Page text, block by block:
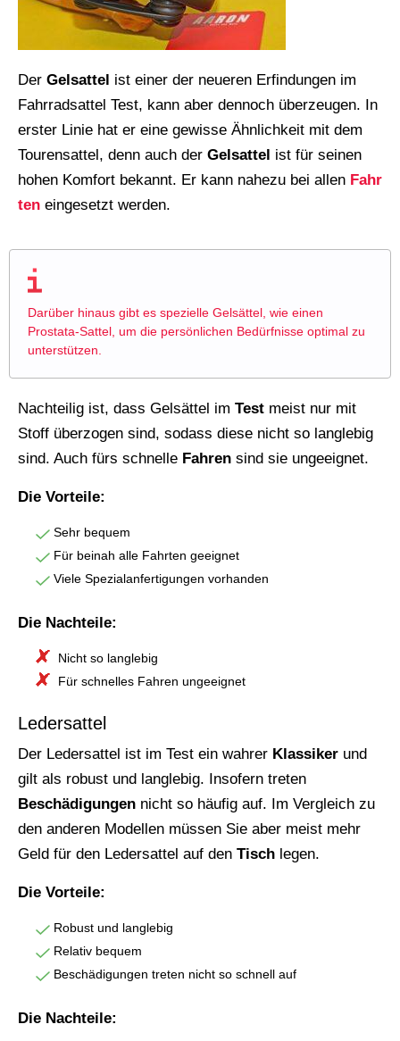
Der Gelsattel ist einer der neueren Erfindungen im
Fahrradsattel Test, kann aber dennoch überzeugen. In
erster Linie hat er eine gewisse Ähnlichkeit mit dem
Tourensattel, denn auch der Gelsattel ist für seinen
hohen Komfort bekannt. Er kann nahezu bei allen Fahr
ten eingesetzt werden.
Darüber hinaus gibt es spezielle Gelsättel, wie einen
Prostata-Sattel, um die persönlichen Bedürfnisse optimal zu
unterstützen.
Nachteilig ist, dass Gelsättel im Test meist nur mit
Stoff überzogen sind, sodass diese nicht so langlebig
sind. Auch fürs schnelle Fahren sind sie ungeeignet.
Die Vorteile:
Sehr bequem
Für beinah alle Fahrten geeignet
Viele Spezialanfertigungen vorhanden
Die Nachteile:
Nicht so langlebig
Für schnelles Fahren ungeeignet
Ledersattel
Der Ledersattel ist im Test ein wahrer Klassiker und
gilt als robust und langlebig. Insofern treten
Beschädigungen nicht so häufig auf. Im Vergleich zu
den anderen Modellen müssen Sie aber meist mehr
Geld für den Ledersattel auf den Tisch legen.
Die Vorteile:
Robust und langlebig
Relativ bequem
Beschädigungen treten nicht so schnell auf
Die Nachteile: